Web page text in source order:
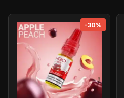
-30%